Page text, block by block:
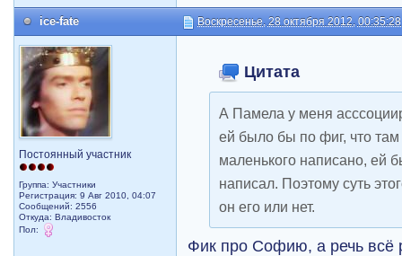
ice-fate Воскресенье, 28 октября 2012, 00:35:28
Постоянный участник
Группа: Участники
Регистрация: 9 Авг 2010, 04:07
Сообщений: 2556
Откуда: Владивосток
Пол:
Цитата
А Памела у меня
ей было бы по фиг, что
маленького написано, ей
написал. Поэтому суть
он его или нет.
Фик про Софию, а речь всё